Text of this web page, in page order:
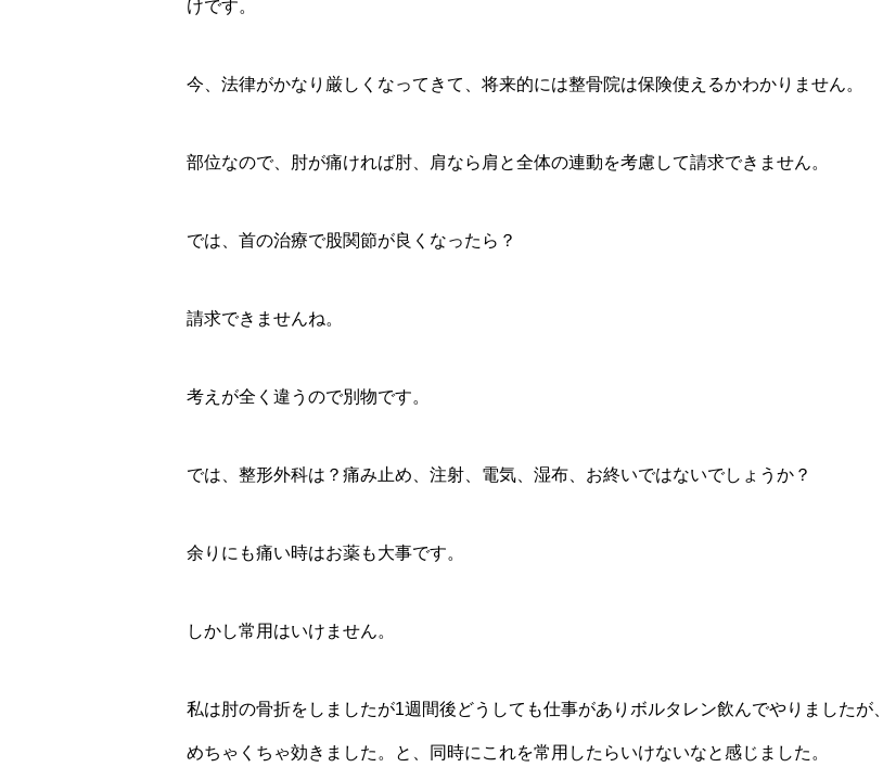
けです。
今、法律がかなり厳しくなってきて、将来的には整骨院は保険使えるかわかりません。
部位なので、肘が痛ければ肘、肩なら肩と全体の連動を考慮して請求できません。
では、首の治療で股関節が良くなったら？
請求できませんね。
考えが全く違うので別物です。
では、整形外科は？痛み止め、注射、電気、湿布、お終いではないでしょうか？
余りにも痛い時はお薬も大事です。
しかし常用はいけません。
私は肘の骨折をしましたが1週間後どうしても仕事がありボルタレン飲んでやりましたが、
めちゃくちゃ効きました。と、同時にこれを常用したらいけないなと感じました。